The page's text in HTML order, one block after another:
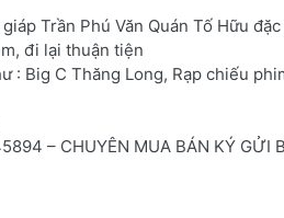
Trần Phú Văn Quán Tố Hữu
đi lại thuận tiện
: Big C Thăng Long, Rạp chiếu
– CHUYÊN MUA BÁN KÝ GỬI